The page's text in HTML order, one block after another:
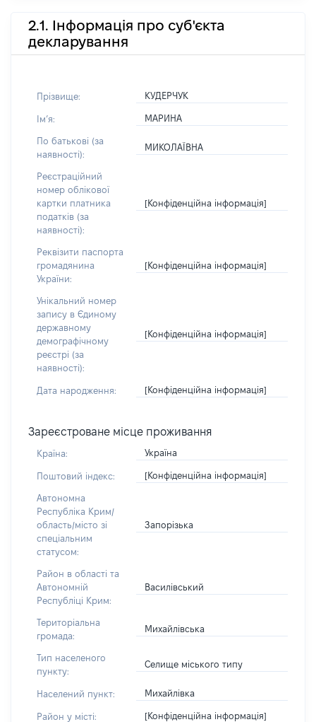
2.1. Інформація про суб'єкта
декларування
Прізвище: КУДЕРЧУК
Імʼя: МАРИНА
По батькові (за
наявності):
МИКОЛАЇВНА
Реєстраційний
номер облікової
картки платника
податків (за
наявності):
[Конфіденційна інформація]
Реквізити паспорта
громадянина
України:
[Конфіденційна інформація]
Унікальний номер
запису в Єдиному
державному
демографічному
реєстрі (за
наявності):
[Конфіденційна інформація]
Дата народження: [Конфіденційна інформація]
Зареєстроване місце проживання
Країна: Україна
Поштовий індекс: [Конфіденційна інформація]
Автономна
Республіка Крим/
область/місто зі
спеціальним
статусом:
Запорізька
Район в області та
Автономній
Республіці Крим:
Василівський
Територіальна
громада:
Михайлівська
Тип населеного
пункту:
Селище міського типу
Населений пункт: Михайлівка
Район у місті: [Конфіденційна інформація]